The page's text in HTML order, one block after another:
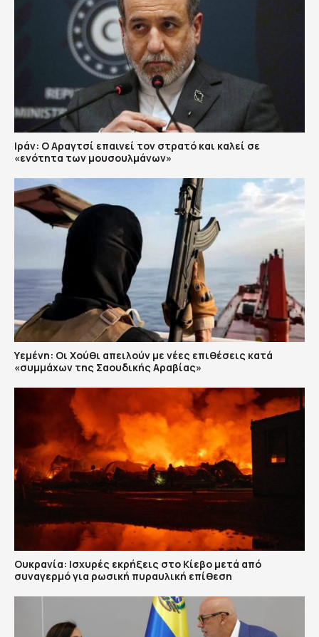
Ιράν: Ο Αραγτσί επαινεί τον στρατό και καλεί σε
«ενότητα των μουσουλμάνων»
Υεμένη: Οι Χούθι απειλούν με νέες επιθέσεις κατά
«συμμάχων της Σαουδικής Αραβίας»
Ουκρανία: Ισχυρές εκρήξεις στο Κίεβο μετά από
συναγερμό για ρωσική πυραυλική επίθεση